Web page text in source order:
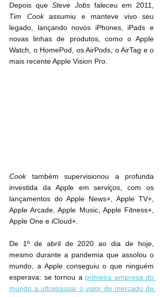
Depois que Steve Jobs
Tim Cook assumiu e manteve vivo seu
legado, lançando novos iPhones, iPads e
novas linhas de produtos, como o Apple
Watch, o HomePod, os AirPods, o AirTag e o
mais recente Apple Vision Pro.
Cook também supervisionou a profunda
investida da Apple em serviços, com os
lançamentos do Apple News+, Apple TV+,
Apple Arcade, Apple Music, Apple Fitness+,
Apple One e iCloud+.
De 1º de abril de 2020 ao dia de hoje,
mesmo durante a pandemia que assolou o
mundo, a Apple conseguiu o que ninguém
esperava: se tornou a primeira empresa do
mundo a ultrapassar o valor de mercado de